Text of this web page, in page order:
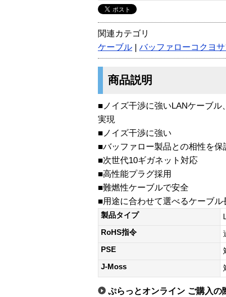
関連カテゴリ
ケーブル | バッファローコクヨ
商品説明
■ノイズ干渉に強いLANケーブ
実現
■ノイズ干渉に強い
■バッファロー製品との相性を保
■次世代10ギガネット対応
■高性能プラグ採用
■難燃性ケーブルで安全
■用途に合わせて選べるケーブル
製品タイプ
RoHS指令
PSE
J-Moss
ぷらっとオンライン ご購入の